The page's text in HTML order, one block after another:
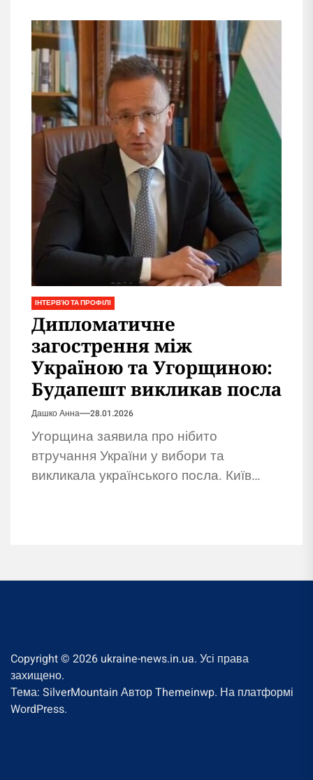
підприємців.
ІНТЕРВ'Ю ТА ПРОФІЛІ
Дипломатичне
загострення між
Україною та Угорщиною:
Будапешт викликав посла
Дашко Анна 28.01.2026
Угорщина заявила про нібито
втручання України у вибори та
викликала українського посла. Київ
Copyright © 2026 ukraine-news.in.ua. Усі права
захищено.
Тема: SilverMountain АвторThemeinwp. На платформі
WordPress.